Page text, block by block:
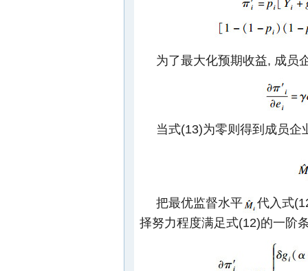
为了最大化预期收益, 成员
当式(13)为零则得到成员企
把最优监督水平
代入式
择努力程度满足式(12)的一阶